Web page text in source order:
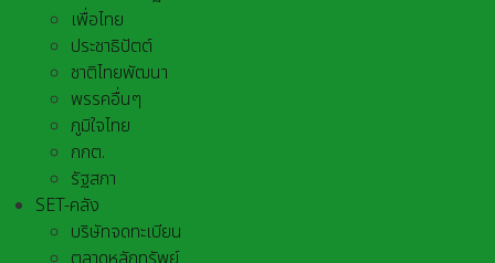
เพื่อไทย
ประชาธิปัตต์
ชาติไทยพัฒนา
พรรคอื่นๆ
ภูมิใจไทย
กกต.
รัฐสภา
SET-คลัง
บริษัทจดทะเบียน